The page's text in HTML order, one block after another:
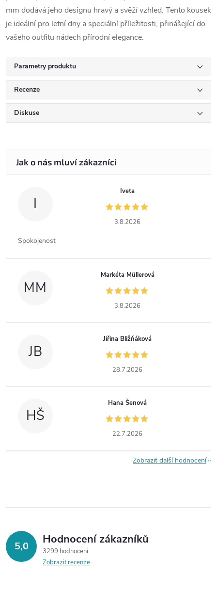
mm dodává jeho designu hravý a svěží vzhled. Tento kousek
je ideální pro letní dny a speciální příležitosti, přinášející do
vašeho outfitu nádech přírodní elegance.
Parametry produktu
Recenze
Diskuse
I
Iveta
3.8.2026
Spokojenost
MM
Markéta Müllerová
3.8.2026
JB
Jiřina Bližňáková
28.7.2026
HŠ
Hana Šenová
22.7.2026
Zobrazit další hodnocení
5,0 Hodnocení zákazníků
3299 hodnocení
Zobrazit recenze